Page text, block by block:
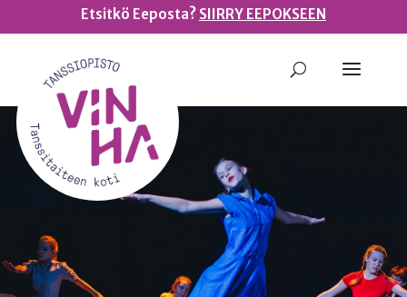
Etsitkö Eeposta? SIIRRY EEPOKSEEN